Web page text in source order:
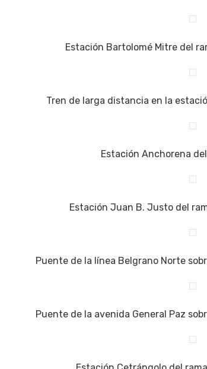
Estación Bartolomé Mitre del
Tren de larga distancia en la
Estación Anchorena
Estación Juan B. Justo del
Puente de la línea Belgrano Norte
Puente de la avenida General Paz